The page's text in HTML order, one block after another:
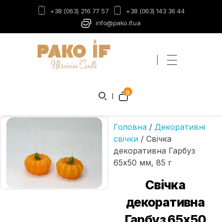
+38 (063) 216 77 57
+38 (063) 143 36 44
info@pako.if.ua
0
Головна/ Декоративні
свічки/ Свічка
декоративна Гарбуз
65х50 мм, 85 г
Свічка
декоративна